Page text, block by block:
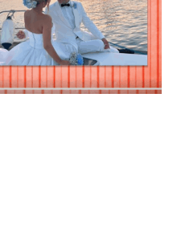
Soap Opera
Social News